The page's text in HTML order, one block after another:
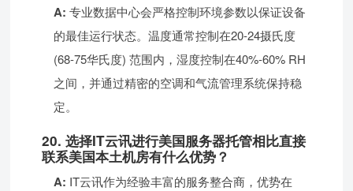
A: 专业数据中心会严格控制环境参数以保证设备
的最佳运行状态。温度通常控制在20-24摄氏度
(68-75华氏度) 范围内，湿度控制在40%-60% RH
之间，并通过精密的空调和气流管理系统保持稳
定。
20. 选择IT云讯进行美国服务器托管相比直接
联系美国本土机房有什么优势？
A: IT云讯作为经验丰富的服务整合商，优势在